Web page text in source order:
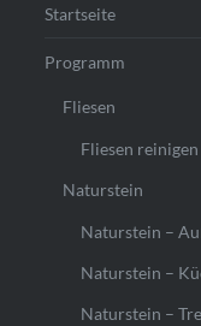
Startseite
Programm
Fliesen
Fliesen reinigen
Naturstein
Naturstein –
Naturstein –
Naturstein –